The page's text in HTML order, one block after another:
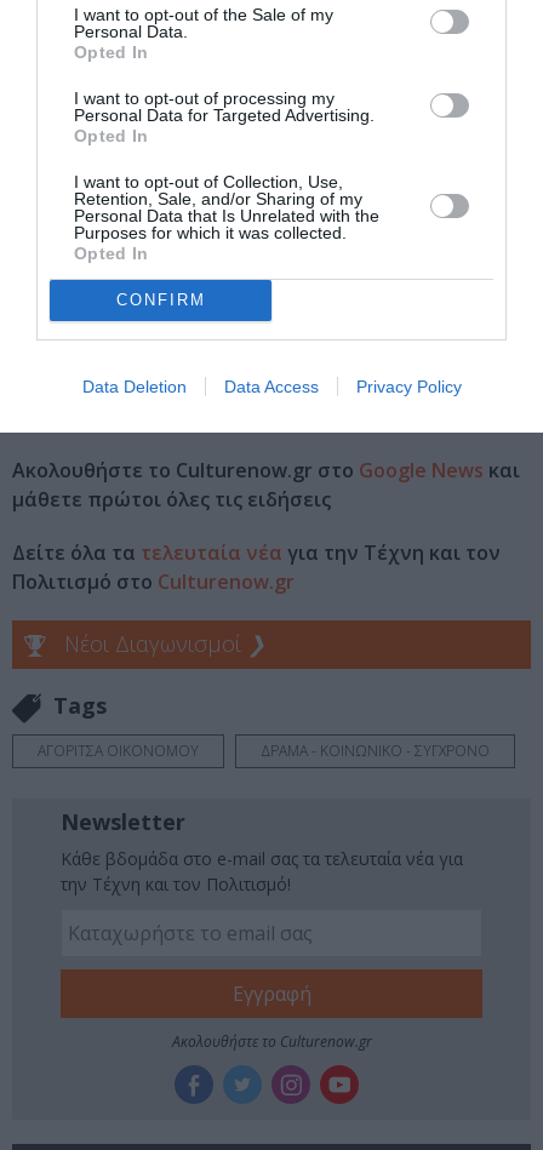
I want to opt-out of the Sale of my
Personal Data.
Opted In
I want to opt-out of processing my
Personal Data for Targeted Advertising.
Opted In
I want to opt-out of Collection, Use,
Retention, Sale, and/or Sharing of my
Personal Data that Is Unrelated with the
Purposes for which it was collected.
Opted In
CONFIRM
Data Deletion Data Access Privacy Policy
χωρίς να ξέρω το γιατί και για κάποιον άγνωστο λόγο
ένοιωθα καλά μέσα σ’ αυτόν.
-Τι προσδοκίες και όνειρα έχετε για το μέλλον;
έρθουν και ονειρεύομαι με αισιοδοξία το μέλλον μας.
Διαβάστε επίσης:
Η Βασίλισσα της ομορφιάς, του Μάρτιν ΜακΝτόνα στο
Θέατρο Επί Κολωνώ
Ακολουθήστε το Culturenow.gr στο Google News και
μάθετε πρώτοι όλες τις ειδήσεις
Δείτε όλα τα τελευταία νέα για την Τέχνη και τον
Πολιτισμό στο Culturenow.gr
Νέοι Διαγωνισμοί ❯
Tags
ΑΓΟΡΙΤΣΑ ΟΙΚΟΝΟΜΟΥ ΔΡΑΜΑ - ΚΟΙΝΩΝΙΚΟ - ΣΥΓΧΡΟΝΟ
Newsletter
Κάθε βδομάδα στο e-mail σας τα τελευταία νέα για
την Τέχνη και τον Πολιτισμό!
Ακολουθήστε το Culturenow.gr